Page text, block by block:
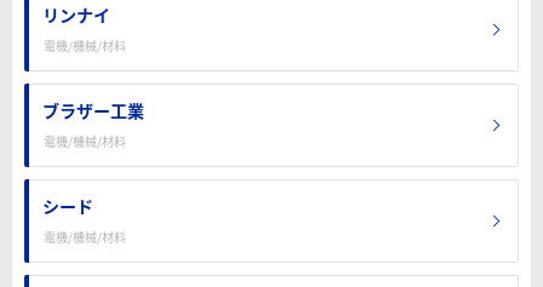
リンナイ
電機/機械/材料
ブラザー工業
電機/機械/材料
シード
電機/機械/材料